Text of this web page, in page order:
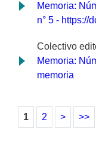
Memoria:
n° 5 - https://
Colectivo
Memoria:
memoria
1 2 > >>